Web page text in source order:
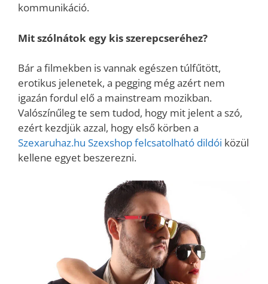
kommunikáció.
Mit szólnátok egy kis szerepcseréhez?
Bár a filmekben is vannak egészen túlfűtött,
erotikus jelenetek, a pegging még azért nem
igazán fordul elő a mainstream mozikban.
Valószínűleg te sem tudod, hogy mit jelent a szó,
ezért kezdjük azzal, hogy első körben a
Szexaruhaz.hu Szexshop felcsatolható dildói közül
kellene egyet beszerezni.